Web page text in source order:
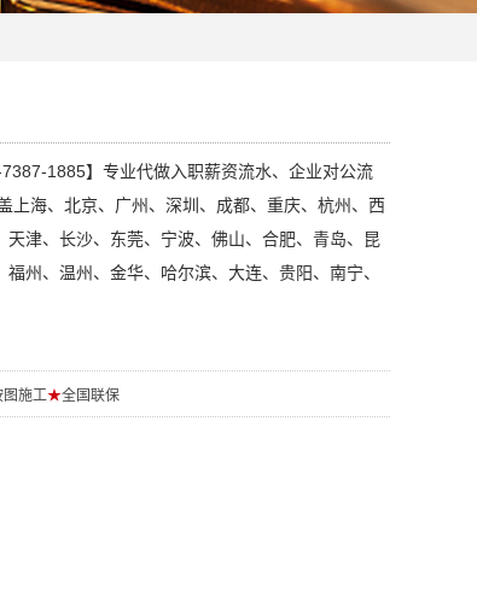
1885】专业代做入职薪资流水、企业对公流
上海、北京、广州、深圳、成都、重庆、杭州、西
天津、长沙、东莞、宁波、佛山、合肥、青岛、昆
州、温州、金华、哈尔滨、大连、贵阳、南宁、
图施工★全国联保